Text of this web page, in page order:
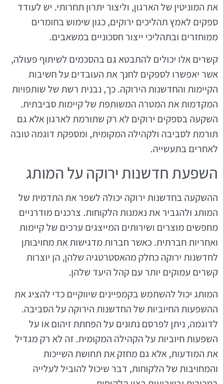
את המוניטין של הארגון, וליצור יתרון תחרותי. יש לעודד
ספקים לאמץ תהליכים ירוקים, כגון שימוש בחומרים
ממוחזרים ובתהליכי ייצור חסכוניים במשאבים.
קשרים אלו יכולים להתבטא גם בהסכמים לשיתוף פעולה,
אשר יאפשרו לספקים לחנך את העובדים על חשיבות
הקיימות והחדשנות הירוקה. כך, נבנית רשת של שותפויות
המקדמות את המטרה המשותפת של קיימות סביבתית.
השקעה בספקים ירוקים לא רק שתורמת לארגון אלא גם
תורמת לסביבה ולקהילה המקומית, ומספקת דוגמה טובה
לאחרים בתעשייה.
השפעת חדשנות ירוקה על המותג
ההשקעה בחדשנות ירוקה יכולה לשפר את התדמית של
המותג ולהגביר את נאמנות הלקוחות. צרכנים מודרניים
מחפשים מוצרים ושירותים המייצגים ערכים של קיימות
ואחריות חברתית. כאשר חברות מדגישות את מחויבותן
לחדשנות ירוקה כחלק מהאסטרטגיה שלהן, הן יוצרות
קשרים עמוקים יותר עם קהל היעד שלהן.
המותג יכול להשתמש בקמפיינים שיווקיים כדי להציג את
ההשפעות החיוביות של החדשנות הירוקה על הסביבה.
לדוגמה, ניתן לפרסם נתונים על הפחתת זיהום או על
השפעות חיוביות על הקהילה המקומית. זה לא רק מגדיל
את המודעות, אלא גם מחזק את תחושת השייכות
והמחויבות של הלקוחות, דבר שיכול להוביל לעלייה